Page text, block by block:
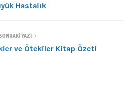
Hastalık
YAZI
ve Ötekiler Kitap Özeti